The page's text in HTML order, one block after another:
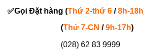
✅Gọi Đặt hàng (Thứ 2-thứ 6 /8h-18h
(Thứ 7-CN / 9h-17h)
(028) 62 83 9999